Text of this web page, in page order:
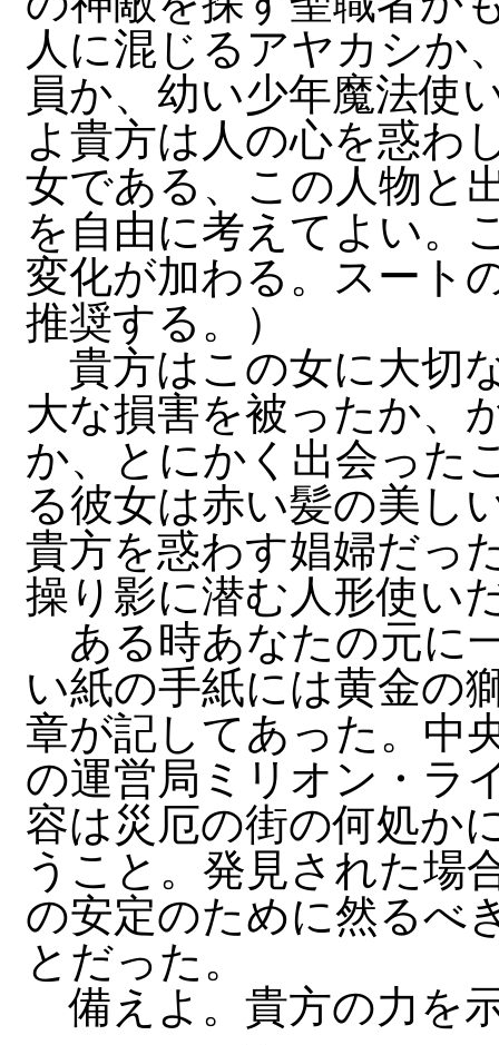
人に混じるアヤカシか
員か、幼い少年魔法使
よ貴方は人の心を惑わ
女である、この人物と
を自由に考えてよい。
変化が加わる。スート
推奨する。）
貴方はこの女に大切
大な損害を被ったか、
か、とにかく出会った
る彼女は赤い髪の美し
貴方を惑わす娼婦だっ
操り影に潜む人形使い
ある時あなたの元に
い紙の手紙には黄金の
章が記してあった。中
の運営局ミリオン・ラ
容は災厄の街の何処か
うこと。発見された場
の安定のために然るべ
とだった。
備えよ。貴方の力を